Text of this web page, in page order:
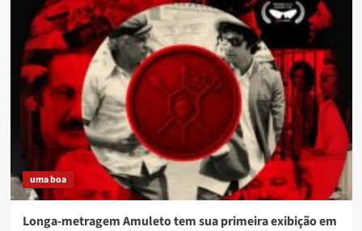
uma boa
Longa-metragem Amuleto tem sua primeira exibição em